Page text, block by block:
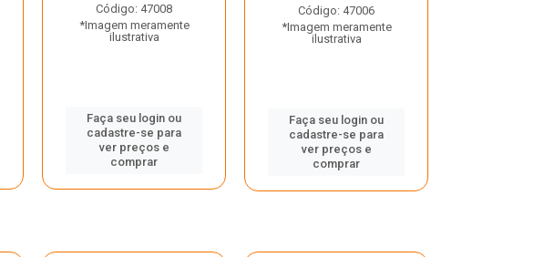
Código: 47008
*Imagem meramente
ilustrativa
Faça seu login ou
cadastre-se para
ver preços e
comprar
Código: 47006
*Imagem meramente
ilustrativa
Faça seu login ou
cadastre-se para
ver preços e
comprar